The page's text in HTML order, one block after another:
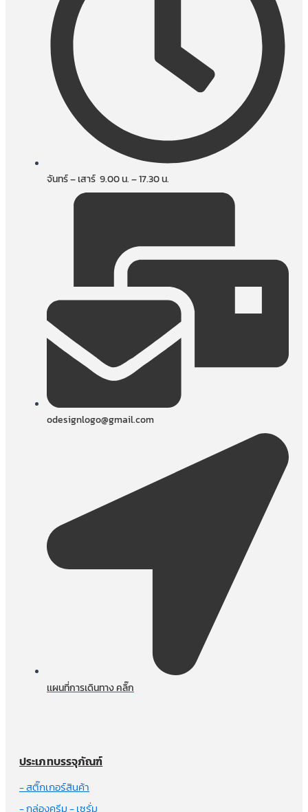
จันทร์ – เสาร์ 9.00 น. – 17.30 น.
odesignlogo@gmail.com
เเผนที่การเดินทาง คลิ๊ก
ประเภทบรรจุภัณฑ์
- สติ๊กเกอร์สินค้า
- กล่องครีม - เซรั่ม